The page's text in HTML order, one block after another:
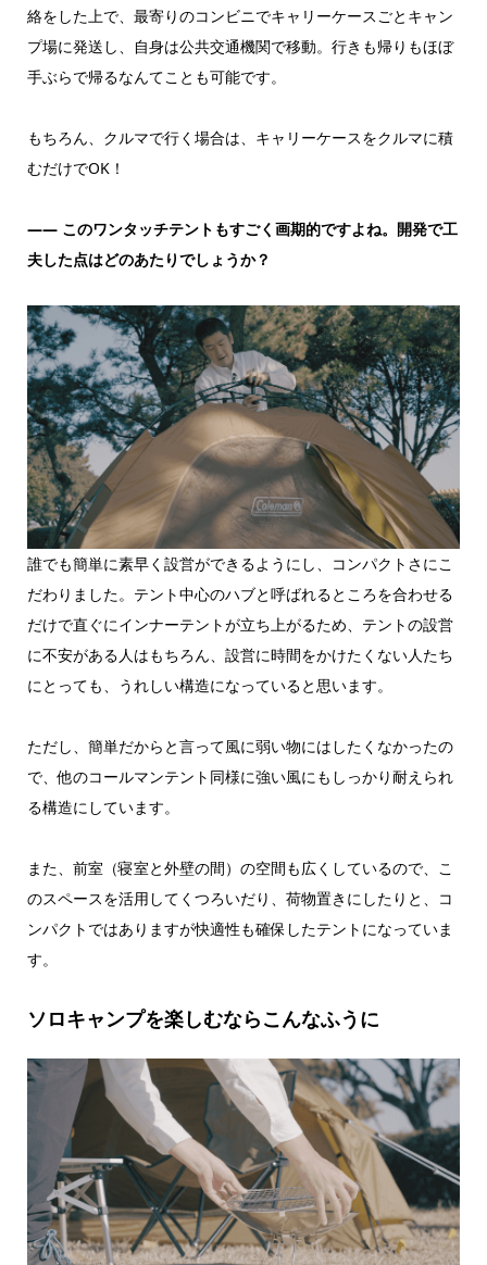
絡をした上で、最寄りのコンビニでキャリーケースごとキャン
プ場に発送し、自身は公共交通機関で移動。行きも帰りもほぼ
手ぶらで帰るなんてことも可能です。
もちろん、クルマで行く場合は、キャリーケースをクルマに積
むだけでOK！
―― このワンタッチテントもすごく画期的ですよね。開発で工
夫した点はどのあたりでしょうか？
誰でも簡単に素早く設営ができるようにし、コンパクトさにこ
だわりました。テント中心のハブと呼ばれるところを合わせる
だけで直ぐにインナーテントが立ち上がるため、テントの設営
に不安がある人はもちろん、設営に時間をかけたくない人たち
にとっても、うれしい構造になっていると思います。
ただし、簡単だからと言って風に弱い物にはしたくなかったの
で、他のコールマンテント同様に強い風にもしっかり耐えられ
る構造にしています。
また、前室（寝室と外壁の間）の空間も広くしているので、こ
のスペースを活用してくつろいだり、荷物置きにしたりと、コ
ンパクトではありますが快適性も確保したテントになっていま
す。
ソロキャンプを楽しむならこんなふうに